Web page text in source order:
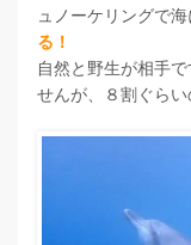
ュノーケリングで海
る！
自然と野生が相手
せんが、８割ぐらい